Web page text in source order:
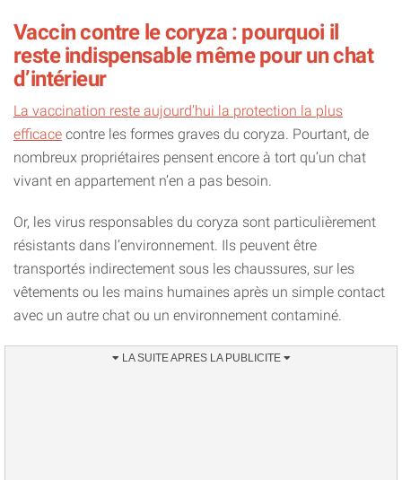
Vaccin contre le coryza : pourquoi il
reste indispensable même pour un chat
d’intérieur
La vaccination reste aujourd’hui la protection la plus
efficace contre les formes graves du coryza. Pourtant, de
nombreux propriétaires pensent encore à tort qu’un chat
vivant en appartement n’en a pas besoin.
Or, les virus responsables du coryza sont particulièrement
résistants dans l’environnement. Ils peuvent être
transportés indirectement sous les chaussures, sur les
vêtements ou les mains humaines après un simple contact
avec un autre chat ou un environnement contaminé.